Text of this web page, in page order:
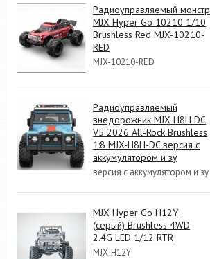
Радиоуправляемый монстр
MJX Hyper Go 10210 1/10
Brushless Red MJX-10210-
RED
MJX-10210-RED
Радиоуправляемый
внедорожник MJX H8H DC
V5 2026 All-Rock Brushless
1:8 MJX-H8H-DC версия с
аккумулятором и зу
версия с аккумулятором и зу
MJX Hyper Go H12Y
(серый) Brushless 4WD
2.4G LED 1/12 RTR
MJX-H12Y